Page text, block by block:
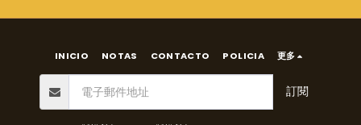
INICIO NOTAS CONTACTO POLICIA 更多
訂閱